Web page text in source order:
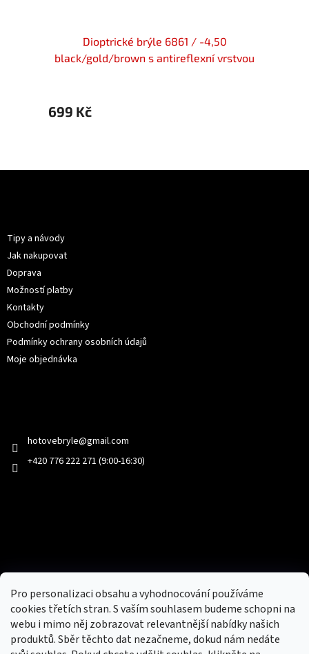
Pro personalizaci obsahu a vyhodnocování používáme
cookies třetích stran. S vaším souhlasem budeme schopni na
webu i mimo něj zobrazovat relevantnější nabídky našich
produktů. Sběr těchto dat nezačneme, dokud nám nedáte
Dioptrické brýle 6861 / -4,50
black/gold/brown s antireflexní vrstvou
699 Kč
Tipy a návody
Jak nakupovat
Doprava
Možností platby
Kontakty
Obchodní podmínky
Podmínky ochrany osobních údajů
Moje objednávka
hotovebryle@gmail.com
+420 776 222 271 (9:00-16:30)